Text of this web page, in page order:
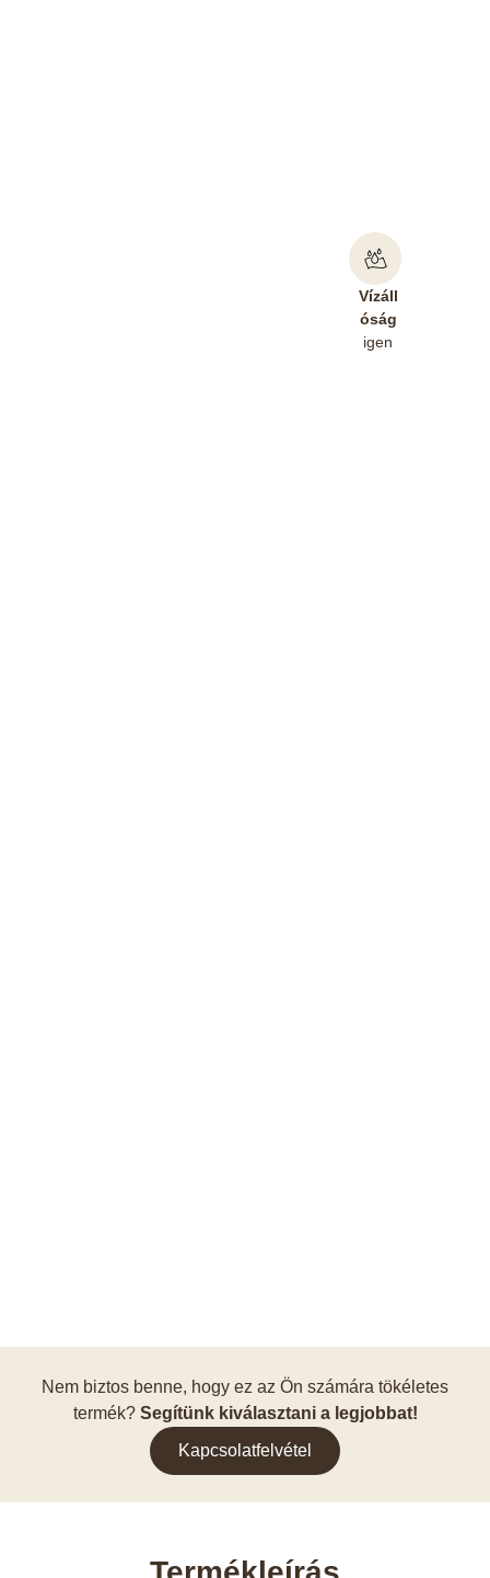
Vízáll
óság
igen
Nem biztos benne, hogy ez az Ön számára tökéletes
termék? Segítünk kiválasztani a legjobbat!
Kapcsolatfelvétel